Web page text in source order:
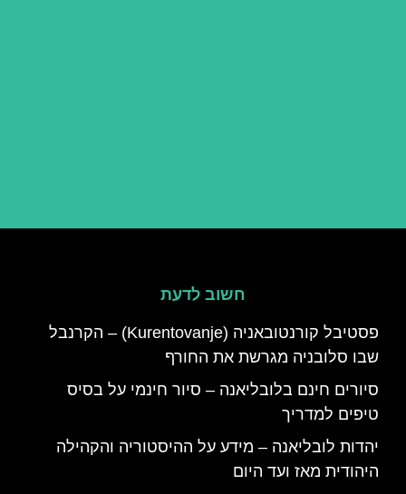
חשוב לדעת
פסטיבל קורנטובאניה (Kurentovanje) – הקרנבל
שבו סלובניה מגרשת את החורף
סיורים חינם בלובליאנה – סיור חינמי על בסיס
טיפים למדריך
יהדות לובליאנה – מידע על ההיסטוריה והקהילה
היהודית מאז ועד היום